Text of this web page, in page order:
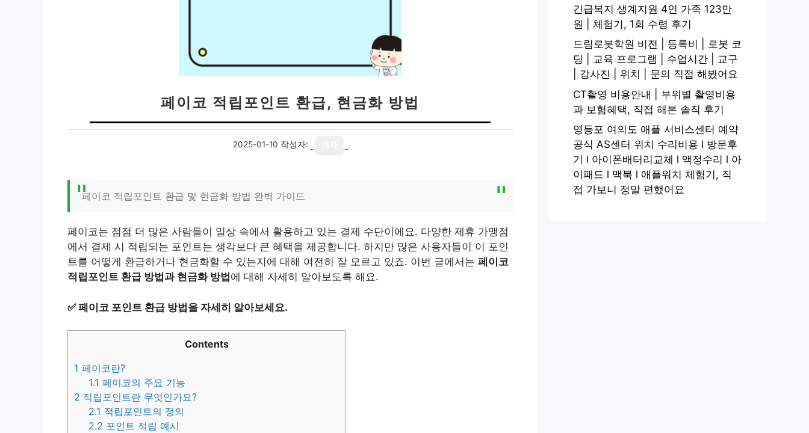
페이코 적립포인트 환급, 현금화 방법
2025-01-10 작성자:
페이코 적립포인트 환급 및 현금화 방법 완벽 가이드
페이코는 점점 더 많은 사람들이 일상 속에서 활용하고 있는 결제 수단이에요. 다양한 제휴 가맹점
에서 결제 시 적립되는 포인트는 생각보다 큰 혜택을 제공합니다. 하지만 많은 사용자들이 이 포인
트를 어떻게 환급하거나 현금화할 수 있는지에 대해 여전히 잘 모르고 있죠. 이번 글에서는 페이코
적립포인트 환급 방법과 현금화 방법 에 대해 자세히 알아보도록 해요.
✅페이코 포인트 환급 방법을 자세히 알아보세요.
Contents
1 페이코란?
1.1 페이코의 주요 기능
2 적립포인트란 무엇인가요?
2.1 적립포인트의 정의
2.2 포인트 적립 예시
긴급복지 생계지원 4인 가족 123만
원 | 체험기, 1회 수령 후기
드림로봇학원 비전 | 등록비 | 로봇 코
딩 | 교육 프로그램 | 수업시간 | 교구
| 강사진 | 위치 | 문의 직접 해봤어요
CT촬영 비용안내 | 부위별 촬영비용
과 보험혜택, 직접 해본 솔직 후기
영등포 여의도 애플 서비스센터 예약
공식 AS센터 위치 수리비용 l 방문후
기 l 아이폰배터리교체 l 액정수리 l 아
이패드 l 맥북 l 애플워치 체험기, 직
접 가보니 정말 편했어요